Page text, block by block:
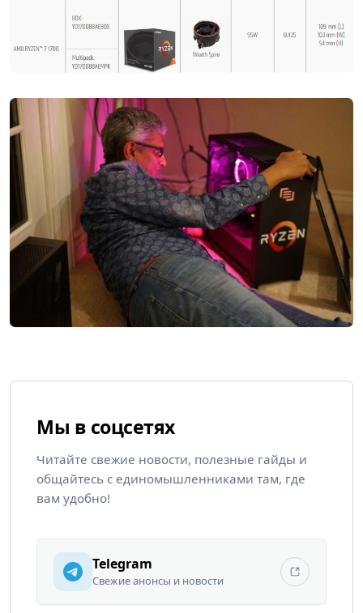
Мы в соцсетях
Читайте свежие новости, полезные гайды и
общайтесь с единомышленниками там, где
вам удобно!
Telegram
Свежие анонсы и новости